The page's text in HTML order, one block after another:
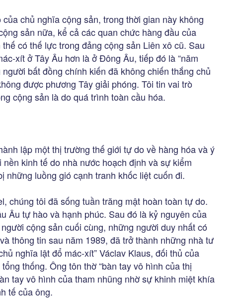
chủ nghĩa cộng sản, trong thời gian này không
sản nữa, kể cả các quan chức hàng đầu của
có thế lực trong đảng cộng sản Liên xô cũ. Sau
xít ở Tây Âu hơn là ở Đông Âu, tiếp đó là “năm
bất đồng chính kiến đã không chiến thắng chủ
được phương Tây giải phóng. Tôi tin vai trò
cộng sản là do quá trình toàn cầu hóa.
lập một thị trường thế giới tự do về hàng hóa và ý
kinh tế do nhà nước hoạch định và sự kiểm
những luồng gió cạnh tranh khốc liệt cuốn đi.
chúng tôi đã sống tuần trăng mật hoàn toàn tự do.
Âu tự hào và hạnh phúc. Sau đó là kỷ nguyên của
cộng sản cuối cùng, những người duy nhất có
thông tin sau năm 1989, đã trở thành những nhà tư
nghĩa lật đổ mác-xít” Václav Klaus, đối thủ của
thống. Ông tôn thờ “bàn tay vô hình của thị
tay vô hình của tham nhũng nhờ sự khinh miệt khía
tế của ông.